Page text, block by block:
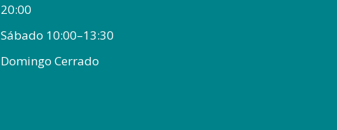
20:00
Sábado 10:00–13:30
Domingo Cerrado